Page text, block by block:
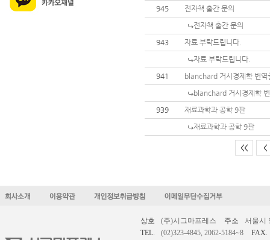
945
전자책 출간 문의
전자책 출간 문의
943
자료 부탁드립니다.
자료 부탁드립니다.
941
blanchard 거시경제학 번역
blanchard 거시경제학
939
재료과학과 공학 9판
재료과학과 공학 9판
<< <
상호 (주)시그마프레스 주소
서울시
TEL.
(02)323-4845, 2062-5184~8
FAX.